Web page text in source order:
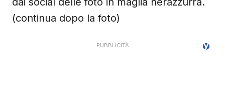
(continua dopo la foto)